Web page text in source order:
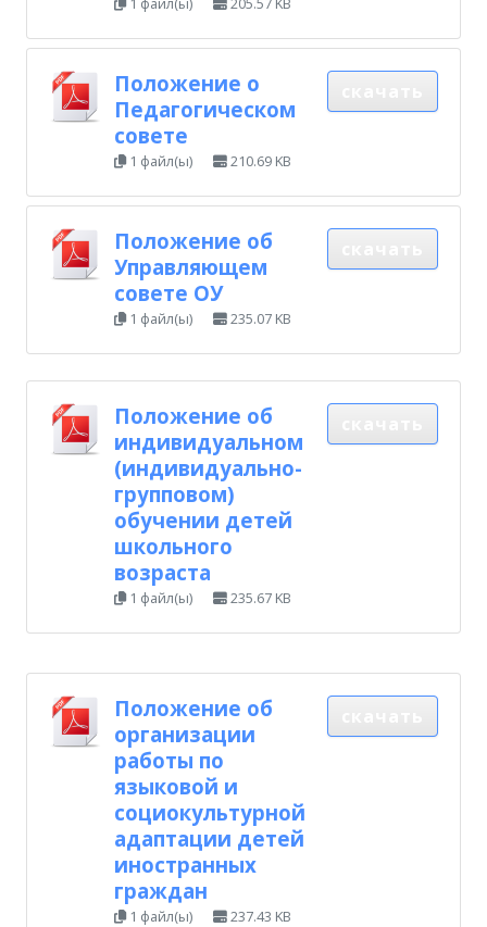
Положение о
Педагогическом
совете
1 файл(ы) 210.69 KB
Положение об
Управляющем
совете ОУ
1 файл(ы) 235.07 KB
Положение об
индивидуальном
(индивидуально-
групповом)
обучении детей
школьного
возраста
1 файл(ы) 235.67 KB
Положение об
организации
работы по
языковой и
социокультурной
адаптации детей
иностранных
граждан
1 файл(ы) 237.43 KB